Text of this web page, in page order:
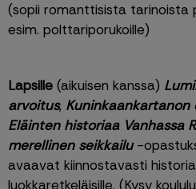
(sopii romanttisista tarinoista
esim. polttariporukoille)
Lapsille (aikuisen kanssa)
arvoitus, Kuninkaankartanon
Eläinten historiaa Vanhassa
merellinen seikkailu -
avaavat kiinnostavasti
luokkaretkeläisille. (Kysy